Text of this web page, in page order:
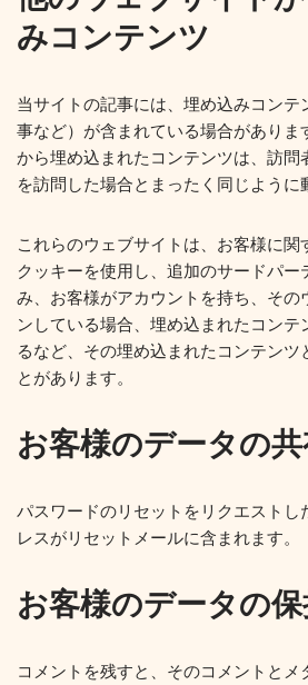
みコンテンツ
当サイトの記事には、埋め込みコン
事など）が含まれている場合がありま
から埋め込まれたコンテンツは、訪問
を訪問した場合とまったく同じように
これらのウェブサイトは、お客様に関
クッキーを使用し、追加のサードパー
み、お客様がアカウントを持ち、その
ンしている場合、埋め込まれたコンテ
るなど、その埋め込まれたコンテンツ
とがあります。
お客様のデータの
パスワードのリセットをリクエストし
レスがリセットメールに含まれます。
お客様のデータの
コメントを残すと、そのコメントと